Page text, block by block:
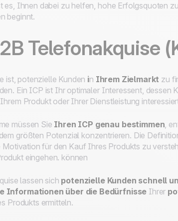
es, Ihnen dabei zu helfen, hohe Erfolgsquoten
beginnt.
Telefonakquise
ist, potenzielle Kunden in Ihrem Zielmarkt zu
Ein ICP ist Ihr optimaler Interessent, dessen
Produkt oder Ihrer Dienstleistung
müssen Sie Ihren ICP genau bestimmen,
größten Potenzial konzentrieren. Die
für den Kauf Ihres Produkts zu
eingehen. können
lassen sich potenzielle Kunden schnell
Informationen über die Bedürfnisse Ihrer
Produkts ermitteln.